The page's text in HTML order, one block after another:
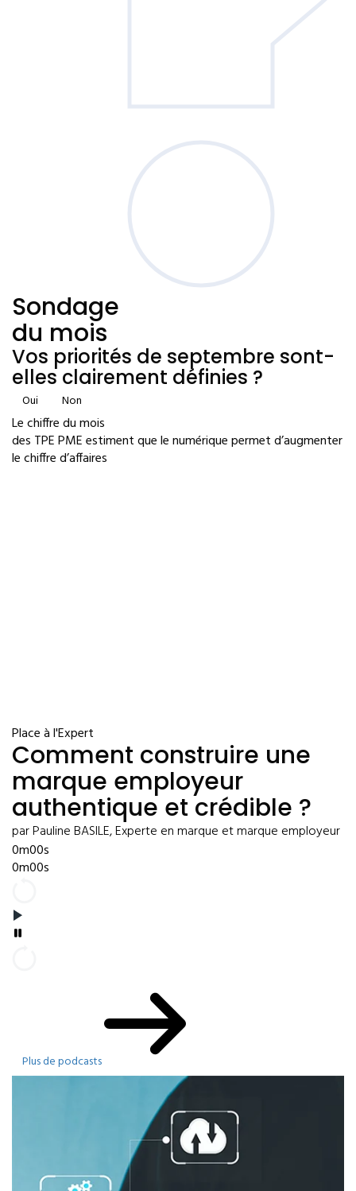
Sondage
du mois
Vos priorités de septembre sont-
elles clairement définies ?
Oui Non
Le chiffre du mois
des TPE PME estiment que le numérique permet d’augmenter
le chiffre d’affaires
Place à l'Expert
Comment construire une
marque employeur
authentique et crédible ?
par Pauline BASILE, Experte en marque et marque employeur
0m00s
0m00s
Plus de podcasts